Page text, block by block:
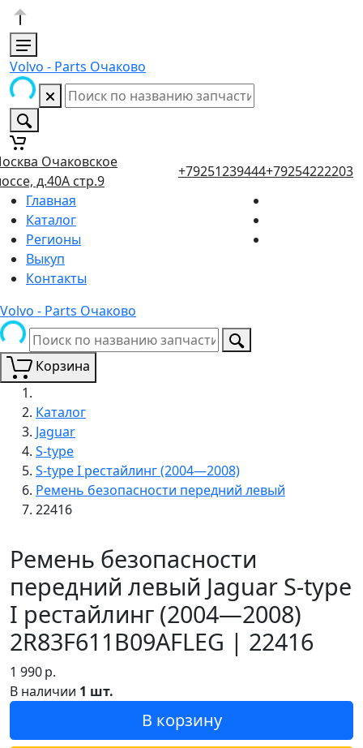
Volvo - Parts Очаково
Очаковское
д.40А стр.9
+79251239444+79254222203
Главная
Каталог
Регионы
Выкуп
Контакты
Volvo - Parts Очаково
Корзина
Каталог
Jaguar
S-type
S-type I рестайлинг (2004—2008)
Ремень безопасности передний левый
22416
Ремень безопасности
передний левый Jaguar S-type
I рестайлинг (2004—2008)
2R83F611B09AFLEG | 22416
1 990р.
В наличии 1 шт.
В корзину